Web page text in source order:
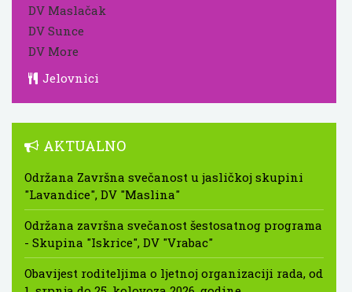
DV Maslačak
DV Sunce
DV More
Jelovnici
AKTUALNO
Održana Završna svečanost u jasličkoj skupini
"Lavandice", DV "Maslina"
Održana završna svečanost šestosatnog programa
- Skupina "Iskrice", DV "Vrabac"
Obavijest roditeljima o ljetnoj organizaciji rada, od